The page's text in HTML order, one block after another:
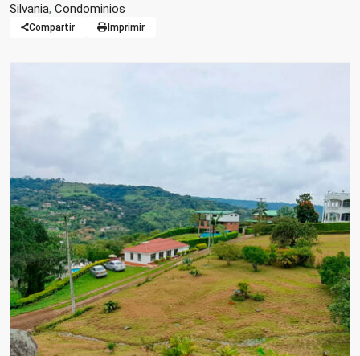
Silvania, Condominios
Compartir Imprimir